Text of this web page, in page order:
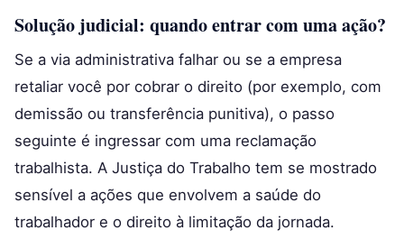
Solução judicial: quando entrar com uma ação?
Se a via administrativa falhar ou se a empresa
retaliar você por cobrar o direito (por exemplo, com
demissão ou transferência punitiva), o passo
seguinte é ingressar com uma reclamação
trabalhista. A Justiça do Trabalho tem se mostrado
sensível a ações que envolvem a saúde do
trabalhador e o direito à limitação da jornada.